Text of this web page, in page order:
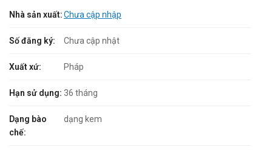
Nhà sản xuất:Chưa cập nhập
Số đăng ký: Chưa cập nhật
Xuất xứ: Pháp
Hạn sử dụng: 36 tháng
Dạng bào
chế:
dạng kem